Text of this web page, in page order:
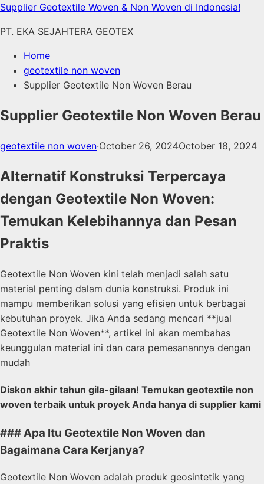
Skip
content
Supplier Geotextile Woven & Non Woven di Indonesia!
PT. EKA SEJAHTERA GEOTEX
Home
geotextile non woven
Supplier Geotextile Non Woven Berau
Supplier Geotextile Non Woven Berau
geotextile non woven·October 26, 2024October 18, 2024
Alternatif Konstruksi Terpercaya
dengan Geotextile Non Woven:
Temukan Kelebihannya dan Pesan
Praktis
Geotextile Non Woven kini telah menjadi salah satu
material penting dalam dunia konstruksi. Produk ini
mampu memberikan solusi yang efisien untuk berbagai
kebutuhan proyek. Jika Anda sedang mencari **jual
Geotextile Non Woven**, artikel ini akan membahas
keunggulan material ini dan cara pemesanannya dengan
mudah
Diskon akhir tahun gila-gilaan! Temukan geotextile non
woven terbaik untuk proyek Anda hanya di supplier kami
### Apa Itu Geotextile Non Woven dan
Bagaimana Cara Kerjanya?
Geotextile Non Woven adalah produk geosintetik yang